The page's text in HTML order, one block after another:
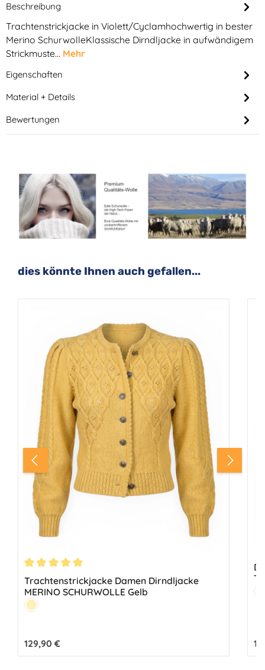
Beschreibung
Trachtenstrickjacke in Violett/Cyclamhochwertig in bester
Merino SchurwolleKlassische Dirndljacke in aufwändigem
Strickmuste… Mehr
Eigenschaften
Material + Details
Bewertungen
Produktgalerie überspringen
dies könnte Ihnen auch gefallen...
Durchschnittliche Bewertung von 5 von 5 Sternen
Trachtenstrickjacke Damen Dirndljacke
MERINO SCHURWOLLE Gelb
Farbe:
Gelb
Regulärer Preis:
129,90 €